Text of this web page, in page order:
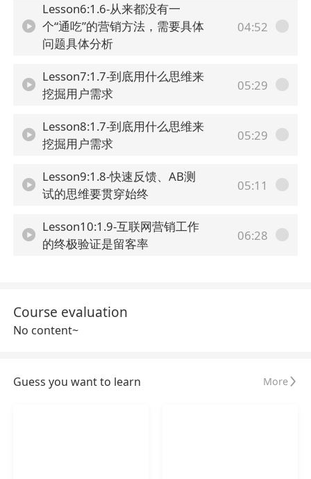
Lesson6:1.6-从来都没有一
个“通吃”的营销方法，需要具体
问题具体分析
04:52
Lesson7:1.7-到底用什么思维来
挖掘用户需求
05:29
Lesson8:1.7-到底用什么思维来
挖掘用户需求
05:29
Lesson9:1.8-快速反馈、AB测
试的思维要贯穿始终
05:11
Lesson10:1.9-互联网营销工作
的终极验证是留客率
06:28
Course evaluation
No content~
Guess you want to learn More